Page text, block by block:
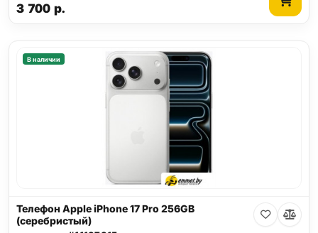
3 700 р.
В наличии
Телефон Apple iPhone 17 Pro 256GB
(серебристый)